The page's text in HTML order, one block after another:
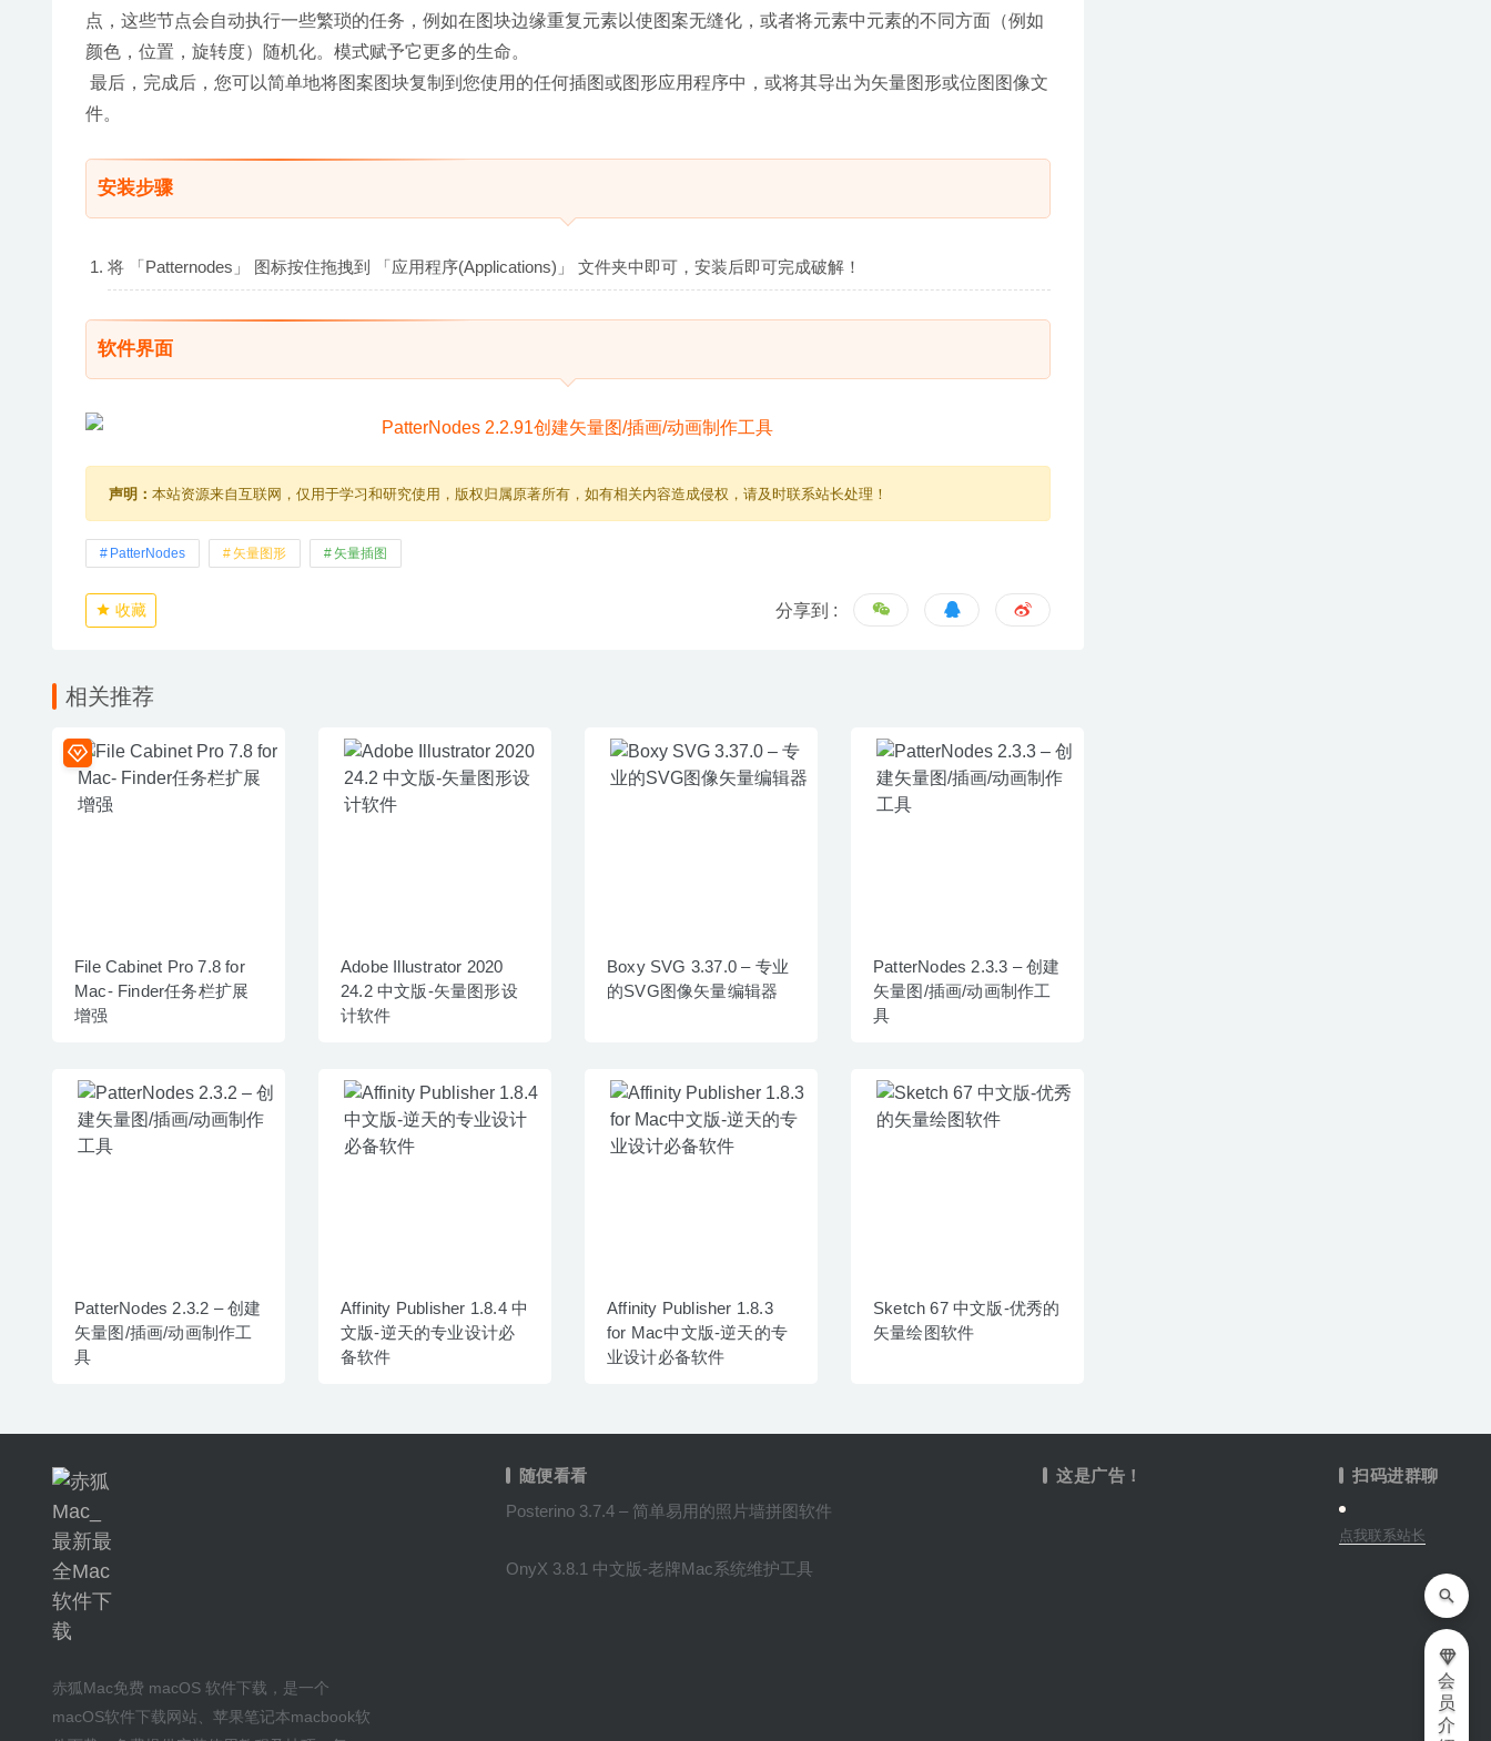
点，这些节点会自动执行一些繁琐的任务，例如在图块边缘重复元素以使图案无缝化，或者将元素中元素的不同方面（例如
颜色，位置，旋转度）随机化。模式赋予它更多的生命。
件。
安装步骤
将 「Patternodes」 图标按住拖拽到 「应用程序(Applications)」 文件夹中即可，安装后即可完成破解！
软件界面
声明： 本站资源来自互联网，仅用于学习和研究使用，版权归属原著所有，如有相关内容造成侵权，请及时联系站长处理！
PatterNodes 矢量图形 矢量插图
收藏 分享到 :
相关推荐
File Cabinet Pro 7.8 for
Mac- Finder任务栏扩展
增强
Adobe Illustrator 2020
24.2 中文版-矢量图形设
计软件
Boxy SVG 3.37.0 – 专业
的SVG图像矢量编辑器
PatterNodes 2.3.3 – 创建
矢量图/插画/动画制作工
具
PatterNodes 2.3.2 – 创建
矢量图/插画/动画制作工
具
Affinity Publisher 1.8.4 中
文版-逆天的专业设计必
备软件
Affinity Publisher 1.8.3
for Mac中文版-逆天的专
业设计必备软件
Sketch 67 中文版-优秀的
矢量绘图软件
赤狐Mac免费 macOS 软件下载 ，是一个
macOS软件下载网站
苹果笔记本macbook软
随便看看
Posterino 3.7.4 – 简单易用的照片墙拼图软件
OnyX 3.8.1 中文版-老牌Mac系统维护工具
这是广告！ 扫码进群聊
点我联系站长
会
员
介